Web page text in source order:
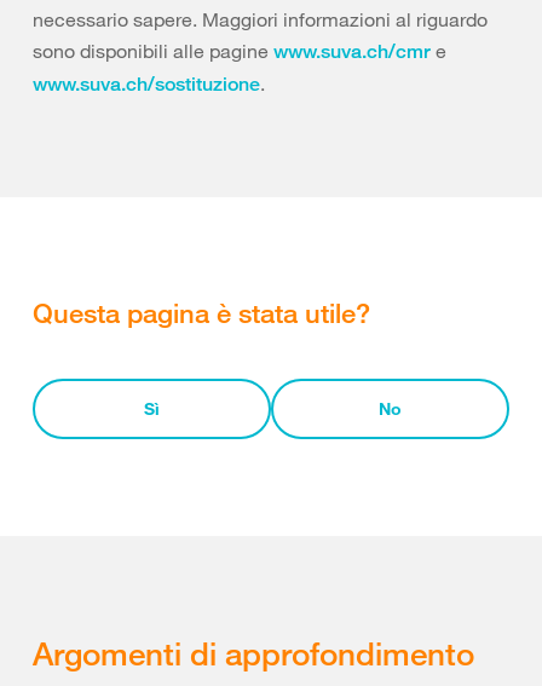
necessario sapere. Maggiori informazioni al riguardo
sono disponibili alle pagine www.suva.ch/cmr e
www.suva.ch/sostituzione.
Questa pagina è stata utile?
Sì No
Argomenti di approfondimento